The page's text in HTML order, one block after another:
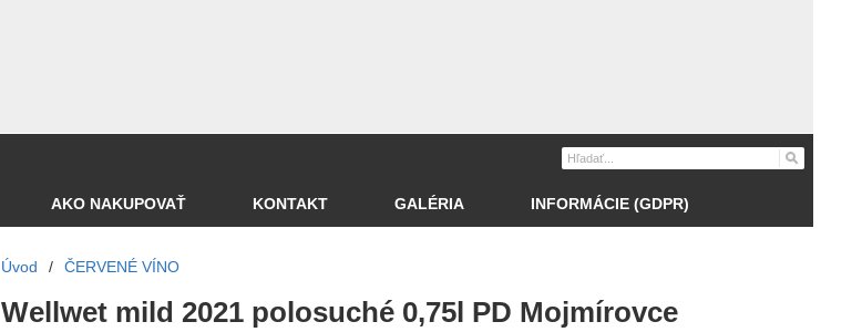
AKO NAKUPOVAŤ KONTAKT GALÉRIA INFORMÁCIE (GDPR)
Úvod / ČERVENÉ VÍNO
Wellwet mild 2021 polosuché 0,75l PD Mojmírovce